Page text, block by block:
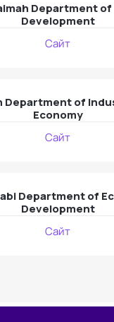
Department
Development
Сайт
Department of
Economy
Сайт
Department of
Development
Сайт